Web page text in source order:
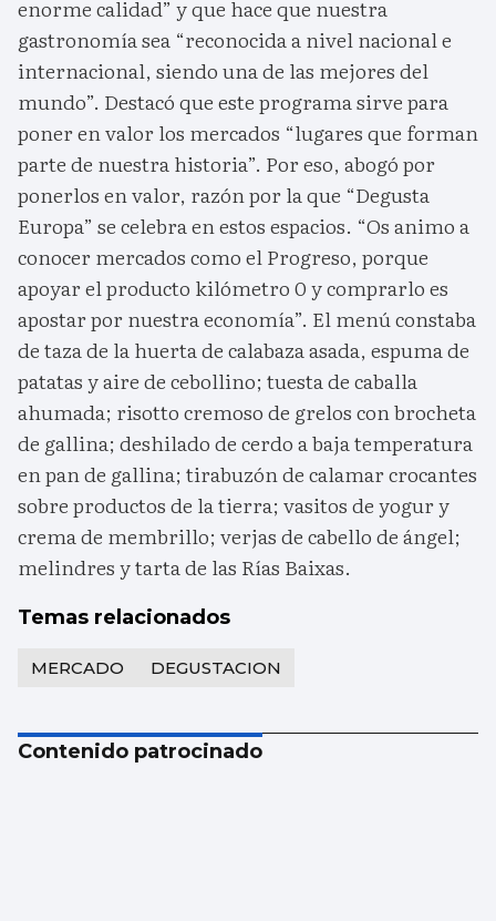
enorme calidad” y que hace que nuestra
gastronomía sea “reconocida a nivel nacional e
internacional, siendo una de las mejores del
mundo”. Destacó que este programa sirve para
poner en valor los mercados “lugares que forman
parte de nuestra historia”. Por eso, abogó por
ponerlos en valor, razón por la que “Degusta
Europa” se celebra en estos espacios. “Os animo a
conocer mercados como el Progreso, porque
apoyar el producto kilómetro 0 y comprarlo es
apostar por nuestra economía”. El menú constaba
de taza de la huerta de calabaza asada, espuma de
patatas y aire de cebollino; tuesta de caballa
ahumada; risotto cremoso de grelos con brocheta
de gallina; deshilado de cerdo a baja temperatura
en pan de gallina; tirabuzón de calamar crocantes
sobre productos de la tierra; vasitos de yogur y
crema de membrillo; verjas de cabello de ángel;
melindres y tarta de las Rías Baixas.
Temas relacionados
MERCADO DEGUSTACION
Contenido patrocinado